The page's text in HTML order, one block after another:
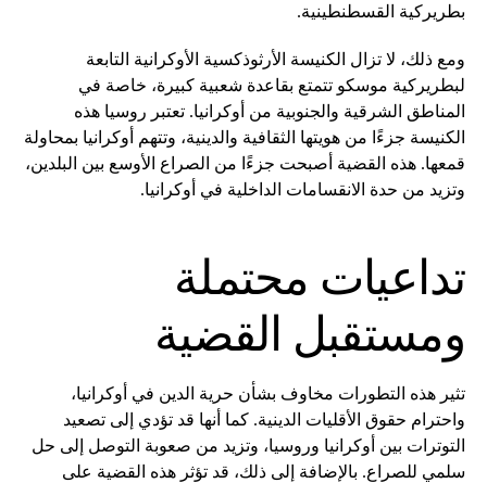
بطريركية القسطنطينية.
ومع ذلك، لا تزال الكنيسة الأرثوذكسية الأوكرانية التابعة
لبطريركية موسكو تتمتع بقاعدة شعبية كبيرة، خاصة في
المناطق الشرقية والجنوبية من أوكرانيا. تعتبر روسيا هذه
الكنيسة جزءًا من هويتها الثقافية والدينية، وتتهم أوكرانيا بمحاولة
قمعها. هذه القضية أصبحت جزءًا من الصراع الأوسع بين البلدين،
وتزيد من حدة الانقسامات الداخلية في أوكرانيا.
تداعيات محتملة
ومستقبل القضية
تثير هذه التطورات مخاوف بشأن حرية الدين في أوكرانيا،
واحترام حقوق الأقليات الدينية. كما أنها قد تؤدي إلى تصعيد
التوترات بين أوكرانيا وروسيا، وتزيد من صعوبة التوصل إلى حل
سلمي للصراع. بالإضافة إلى ذلك، قد تؤثر هذه القضية على